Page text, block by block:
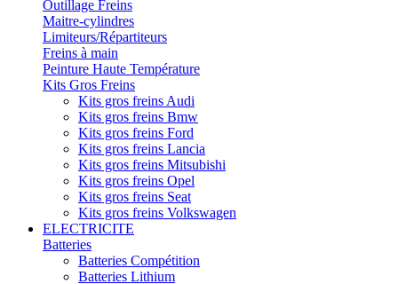
Outillage Freins
Maitre-cylindres
Limiteurs/Répartiteurs
Freins à main
Peinture Haute Température
Kits Gros Freins
Kits gros freins Audi
Kits gros freins Bmw
Kits gros freins Ford
Kits gros freins Lancia
Kits gros freins Mitsubishi
Kits gros freins Opel
Kits gros freins Seat
Kits gros freins Volkswagen
ELECTRICITE
Batteries
Batteries Compétition
Batteries Lithium